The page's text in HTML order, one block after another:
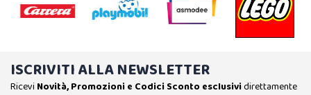
ISCRIVITI ALLA NEWSLETTER
Ricevi Novità, Promozioni e Codici Sconto esclusividirettamente